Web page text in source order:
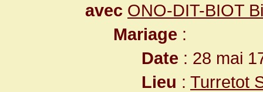
avec ONO-DIT-BIOT
Mariage :
Date : 28 mai
Lieu : Turretot